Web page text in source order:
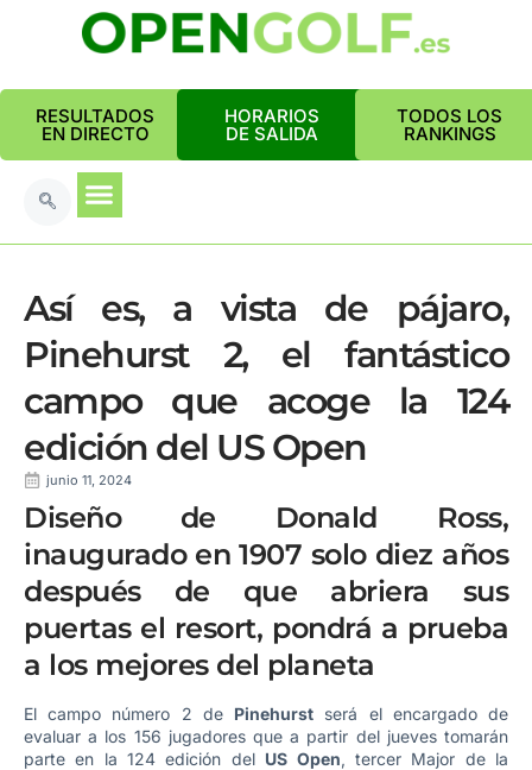
RESULTADOS
EN DIRECTO
HORARIOS
DE SALIDA
TODOS LOS
RANKINGS
Así es, a vista de pájaro,
Pinehurst 2, el fantástico
campo que acoge la 124
edición del US Open
junio 11, 2024
Diseño de Donald Ross,
inaugurado en 1907 solo diez años
después de que abriera sus
puertas el resort, pondrá a prueba
a los mejores del planeta
El campo número 2 de Pinehurst será el encargado de
evaluar a los 156 jugadores que a partir del jueves tomarán
parte en la 124 edición del US Open, tercer Major de la